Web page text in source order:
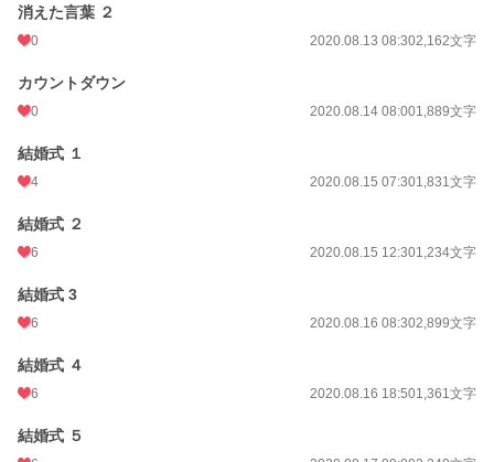
消えた言葉 ２
0 2020.08.13 08:302,162文字
カウントダウン
0 2020.08.14 08:001,889文字
結婚式 １
4 2020.08.15 07:301,831文字
結婚式 ２
6 2020.08.15 12:301,234文字
結婚式 3
6 2020.08.16 08:302,899文字
結婚式 ４
6 2020.08.16 18:501,361文字
結婚式 ５